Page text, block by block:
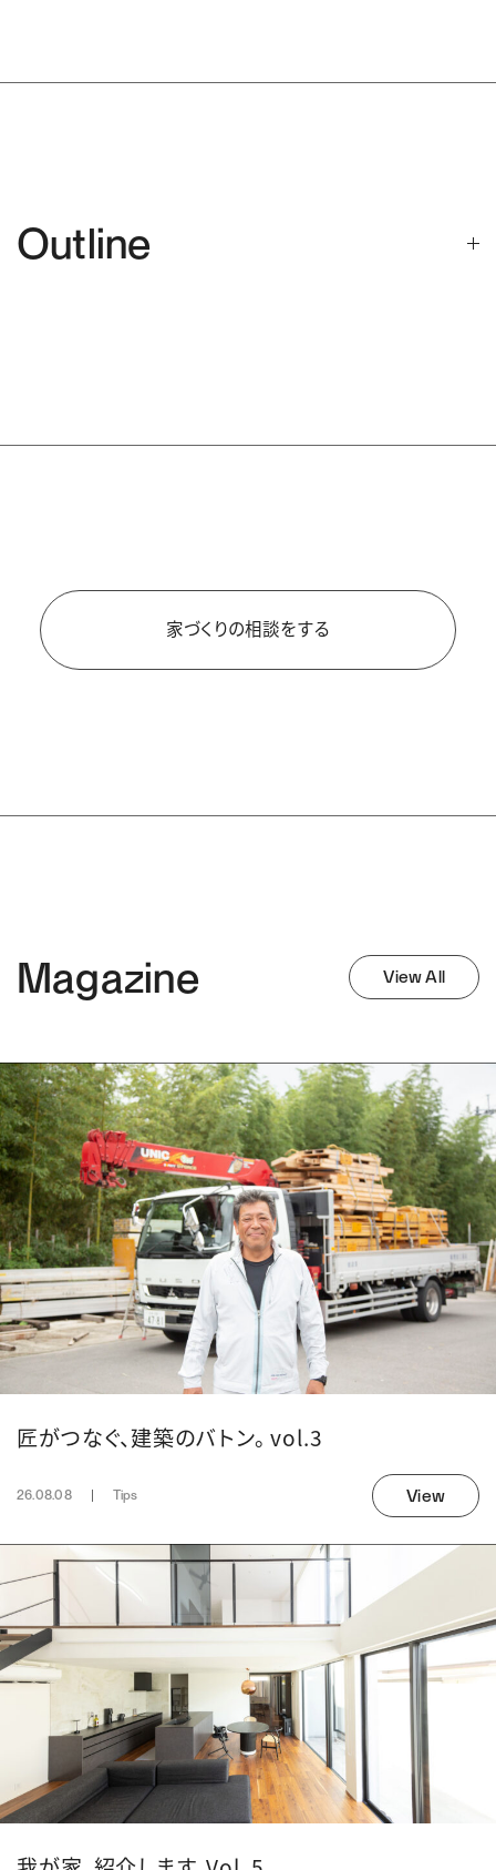
Outline
延床面積
2,625㎡
家づくりの相談をする
Magazine View All
匠がつなぐ、建築のバトン。 vol.3
26.08.08 Tips View